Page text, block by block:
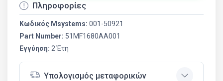
Πληροφορίες
Κωδικός Msystems: 001-50921
Part Number: 51MF1680AA001
Εγγύηση: 2 Έτη
Υπολογισμός μεταφορικών